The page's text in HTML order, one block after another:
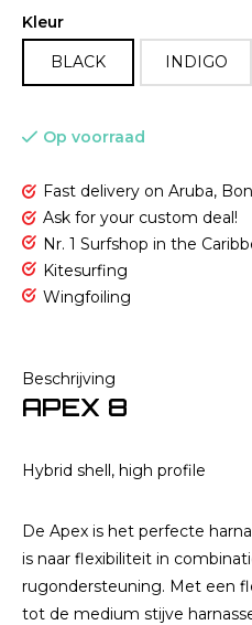
Kleur
BLACK
INDIGO
Op voorraad
Fast delivery on Aruba,
Ask for your custom deal!
Nr. 1 Surfshop in the
Kitesurfing
Wingfoiling
Beschrijving
APEX 8
Hybrid shell, high profile
De Apex is het perfecte
is naar flexibiliteit in
rugondersteuning. Met een
tot de medium stijve